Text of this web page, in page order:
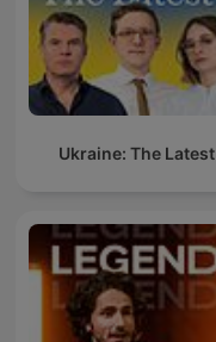
Ukraine: The Latest